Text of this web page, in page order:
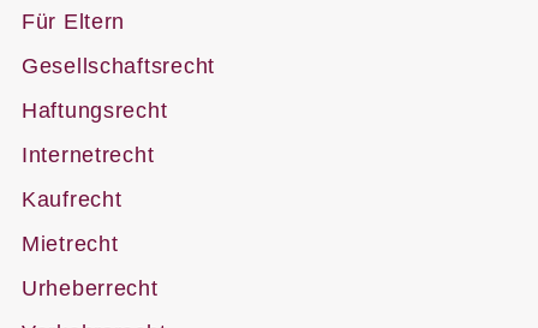
Für Eltern
Gesellschaftsrecht
Haftungsrecht
Internetrecht
Kaufrecht
Mietrecht
Urheberrecht